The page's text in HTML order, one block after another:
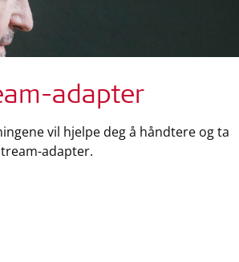
adapter
vil hjelpe deg å håndtere og ta
adapter.